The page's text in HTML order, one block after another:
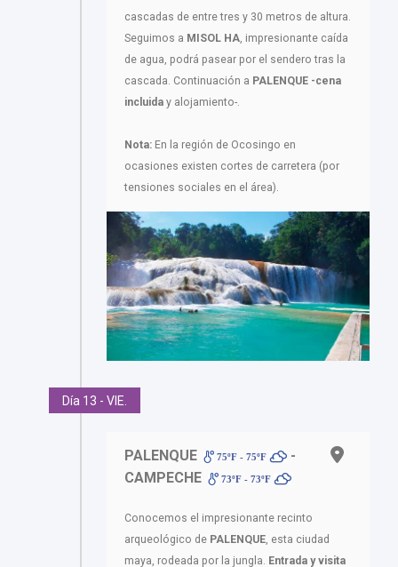
cascadas de entre tres y 30 metros de altura.
Seguimos a MISOL HA , impresionante caída
de agua, podrá pasear por el sendero tras la
cascada. Continuación a PALENQUE -cena
incluida y alojamiento-.
Nota: En la región de Ocosingo en
ocasiones existen cortes de carretera (por
tensiones sociales en el área).
Día 13 - VIE.
PALENQUE 75ºF - 75ºF
-
CAMPECHE
73ºF - 73ºF
Conocemos el impresionante recinto
arqueológico de PALENQUE , esta ciudad
maya, rodeada por la jungla. Entrada y visita